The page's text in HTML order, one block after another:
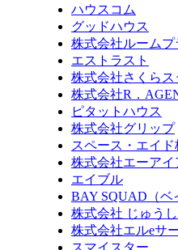
ハウスコム
グッドハウス
株式会社ルームプ
エストラスト
株式会社さくらス
株式会社R．
ピタットハウス
株式会社グリップ
スペース・エイド
株式会社エーアイ
エイブル
BAY SQUAD（ベ
株式会社 じゅう
株式会社エルeサ
スマイスター